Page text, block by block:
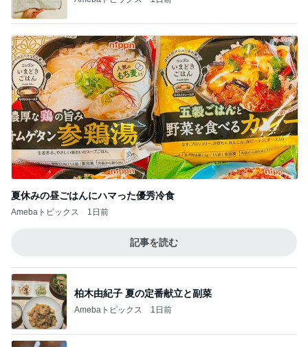
夏休みの昼ごはんにハマった優秀冷食
Amebaトピックス 1日前
記事を読む
柏木由紀子 夏の定番献立と副菜
Amebaトピックス 1日前